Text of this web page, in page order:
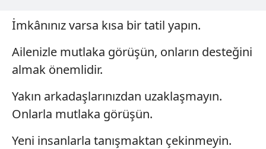
İmkânınız varsa kısa bir tatil yapın.
Ailenizle mutlaka görüşün, onların desteğini
almak önemlidir.
Yakın arkadaşlarınızdan uzaklaşmayın.
Onlarla mutlaka görüşün.
Yeni insanlarla tanışmaktan çekinmeyin.